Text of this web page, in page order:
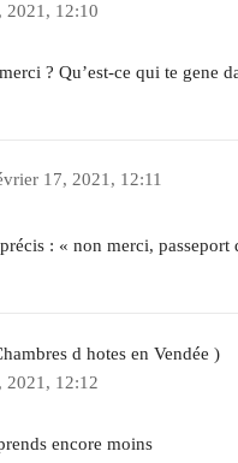
2021, 12:10
? Qu’est-ce qui te gene
17, 2021, 12:11
: « non merci, passeport
d hotes en Vendée )
2021, 12:12
encore moins